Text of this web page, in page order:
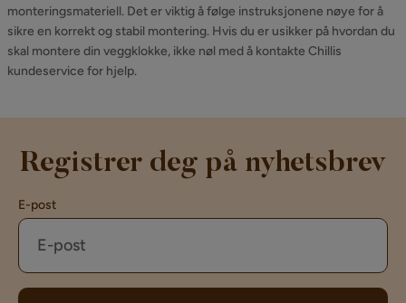
monteringsmateriell. Det er viktig å følge instruksjonene nøye for å
sikre en korrekt og stabil montering. Hvis du er usikker på hvordan du
skal montere din veggklokke, ikke nøl med å kontakte Chillis
kundeservice for hjelp.
Registrer deg på nyhetsbrev
E-post